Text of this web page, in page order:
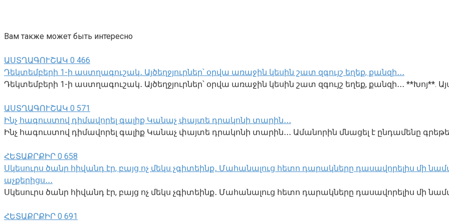
Вам также может быть интересно
ԱՍՏՂԱԳՈՒՇԱԿ 0 466
Դեկտեմբերի 1-ի աստղագուշակ․ Այծեղջյուրներ՝ օրվա առաջին կեսին շատ զգույշ եղեք, քանզի․․․
Դեկտեմբերի 1-ի աստղագուշակ․ Այծեղջյուրներ՝ օրվա առաջին կեսին շատ զգույշ եղեք, քանզի․․․ **Խոյ**.
ԱՍՏՂԱԳՈՒՇԱԿ 0 571
Ինչ հագուստով դիմավորել գալիք Կանաչ փայտե դրակոնի տարին․․․
Ինչ հագուստով դիմավորել գալիք Կանաչ փայտե դրակոնի տարին․․․ Ամանորին մնացել է ընդամենը
ՀԵՏԱՔՐՔԻՐ 0 658
Սկեսուրս ծանր հիվանդ էր, բայց ոչ մեկս չգիտեինք․ Մահանալուց հետո դարակները դասավորելիս մի
աչքերիցս․․․
Սկեսուրս ծանր հիվանդ էր, բայց ոչ մեկս չգիտեինք․ Մահանալուց հետո դարակները դասավորելիս մի
ՀԵՏԱՔՐՔԻՐ 0 691